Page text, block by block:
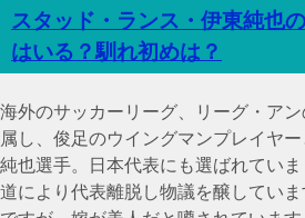
スタッド・ランス・伊東純也
はいる？馴れ初めは？
海外のサッカーリーグ、リーグ・ア
属し、俊足のウイングマンプレイヤ
純也選手。日本代表にも選ばれてい
道により代表離脱し物議を醸してい